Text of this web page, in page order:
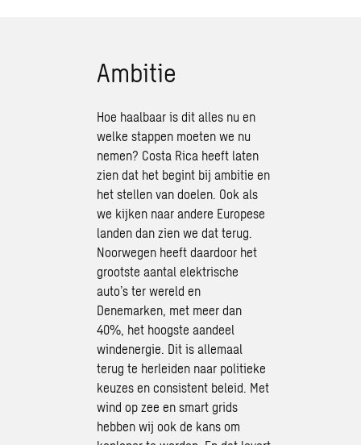
Ambitie
Hoe haalbaar is dit alles nu en
welke stappen moeten we nu
nemen? Costa Rica heeft laten
zien dat het begint bij ambitie en
het stellen van doelen. Ook als
we kijken naar andere Europese
landen dan zien we dat terug.
Noorwegen heeft daardoor het
grootste aantal elektrische
auto’s ter wereld en
Denemarken, met meer dan
40%, het hoogste aandeel
windenergie. Dit is allemaal
terug te herleiden naar politieke
keuzes en consistent beleid. Met
wind op zee en smart grids
hebben wij ook de kans om